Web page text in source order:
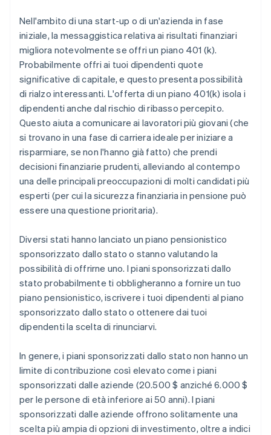
Nell'ambito di una start-up o di un'azienda in fase
iniziale, la messaggistica relativa ai risultati finanziari
migliora notevolmente se offri un piano 401 (k).
Probabilmente offri ai tuoi dipendenti quote
significative di capitale, e questo presenta possibilità
di rialzo interessanti. L'offerta di un piano 401(k) isola i
dipendenti anche dal rischio di ribasso percepito.
Questo aiuta a comunicare ai lavoratori più giovani (che
si trovano in una fase di carriera ideale per iniziare a
risparmiare, se non l'hanno già fatto) che prendi
decisioni finanziarie prudenti, alleviando al contempo
una delle principali preoccupazioni di molti candidati più
esperti (per cui la sicurezza finanziaria in pensione può
essere una questione prioritaria).
Diversi stati hanno lanciato un piano pensionistico
sponsorizzato dallo stato o stanno valutando la
possibilità di offrirne uno. I piani sponsorizzati dallo
stato probabilmente ti obbligheranno a fornire un tuo
piano pensionistico, iscrivere i tuoi dipendenti al piano
sponsorizzato dallo stato o ottenere dai tuoi
dipendenti la scelta di rinunciarvi.
In genere, i piani sponsorizzati dallo stato non hanno un
limite di contribuzione così elevato come i piani
sponsorizzati dalle aziende (20.500 $ anziché 6.000 $
per le persone di età inferiore ai 50 anni). I piani
sponsorizzati dalle aziende offrono solitamente una
scelta più ampia di opzioni di investimento, oltre a indici